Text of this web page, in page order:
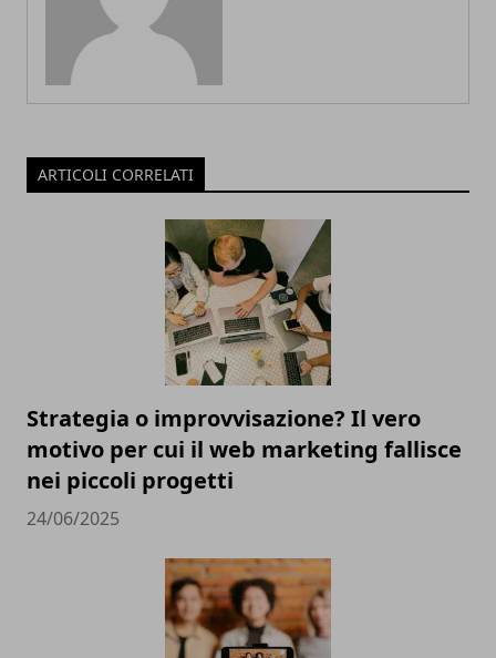
ARTICOLI CORRELATI
Strategia o improvvisazione? Il vero
motivo per cui il web marketing fallisce
nei piccoli progetti
24/06/2025